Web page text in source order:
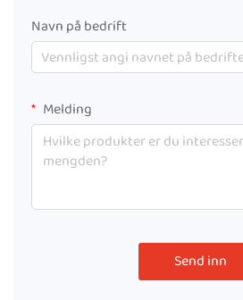
Navn på bedrift
Melding
Send inn